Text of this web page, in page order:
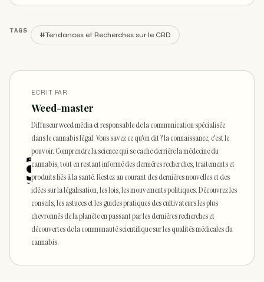
TAGS
#Tendances et Recherches sur le CBD
ECRIT PAR
Weed-master
Diffuseur weed média et responsable de la communication spécialisée
dans le cannabis légal. Vous savez ce qu'on dit ? la connaissance, c'est le
pouvoir. Comprendre la science qui se cache derrière la médecine du
cannabis, tout en restant informé des dernières recherches, traitements et
produits liés à la santé. Restez au courant des dernières nouvelles et des
idées sur la légalisation, les lois, les mouvements politiques. Découvrez les
conseils, les astuces et les guides pratiques des cultivateurs les plus
chevronnés de la planète en passant par les dernières recherches et
découvertes de la communauté scientifique sur les qualités médicales du
cannabis.